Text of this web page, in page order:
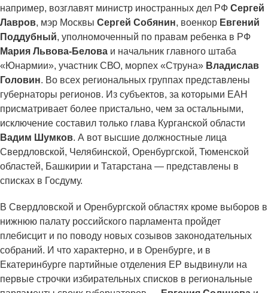
например, возглавят министр иностранных дел РФ Сергей
Лавров, мэр Москвы Сергей Собянин, военкор Евгений
Поддубный, уполномоченный по правам ребенка в РФ
Мария Львова-Белова и начальник главного штаба
«Юнармии», участник СВО, морпех «Струна» Владислав
Головин. Во всех региональных группах представлены
губернаторы регионов. Из субъектов, за которыми ЕАН
присматривает более пристально, чем за остальными,
исключение составил только глава Курганской области
Вадим Шумков. А вот высшие должностные лица
Свердловской, Челябинской, Оренбургской, Тюменской
областей, Башкирии и Татарстана — представлены в
списках в Госдуму.
В Свердловской и Оренбургской областях кроме выборов в
нижнюю палату российского парламента пройдет
плебисцит и по поводу новых созывов законодательных
собраний. И что характерно, и в Оренбурге, и в
Екатеринбурге партийные отделения ЕР выдвинули на
первые строчки избирательных списков в региональные